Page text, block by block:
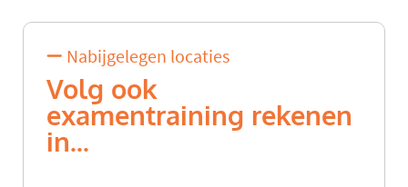
Nabijgelegen locaties
Volg ook
examentraining rekenen
in...